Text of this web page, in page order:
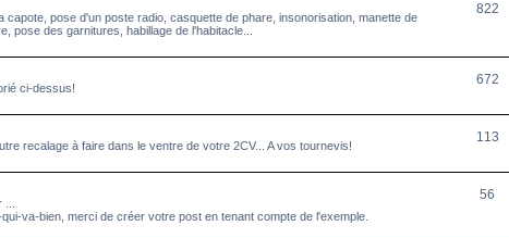
pose d'un poste radio, casquette de phare, insonorisation, manette de
pose des garnitures, habillage de l'habitacle...
822
ci-dessus!
672
recalage à faire dans le ventre de votre 2CV... A vos tournevis!
113
va-bien, merci de créer votre post en tenant compte de l'exemple.
56